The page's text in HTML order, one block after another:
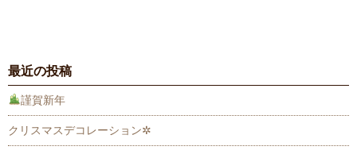
最近の投稿
謹賀新年
クリスマスデコレーション✲